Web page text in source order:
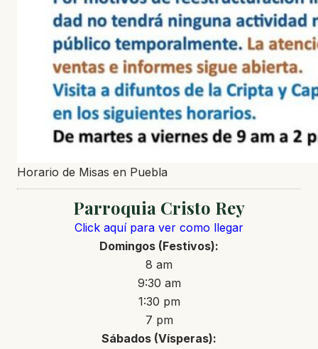
Horario de Misas en Puebla
Parroquia Cristo Rey
Click aquí para ver como llegar
Domingos (Festivos):
8 am
9:30 am
1:30 pm
7 pm
Sábados (Vísperas):